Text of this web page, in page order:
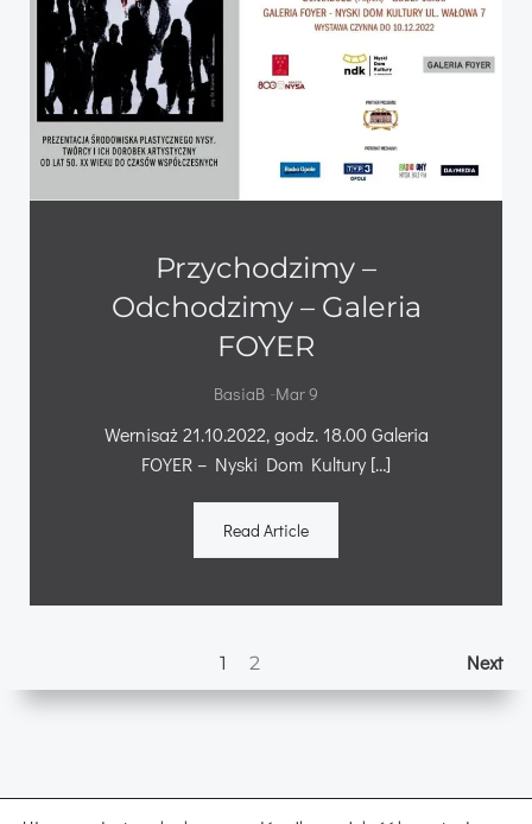
Przychodzimy –
Odchodzimy – Galeria
FOYER
BasiaB -Mar 9
Wernisaż 21.10.2022, godz. 18.00 Galeria
FOYER – Nyski Dom Kultury […]
Read Article
Posts
Page
1 Page
2 Next